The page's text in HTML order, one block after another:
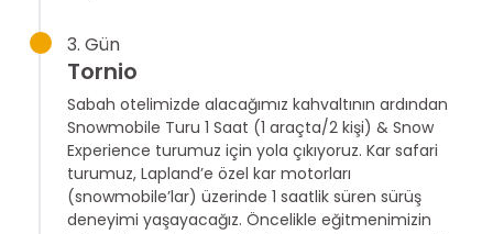
3. Gün
Tornio
Sabah otelimizde alacağımız kahvaltının ardından
Snowmobile Turu 1 Saat (1 araçta/2 kişi) & Snow
Experience turumuz için yola çıkıyoruz. Kar safari
turumuz, Lapland’e özel kar motorları
(snowmobile’lar) üzerinde 1 saatlik süren sürüş
deneyimi yaşayacağız. Öncelikle eğitmenimizin